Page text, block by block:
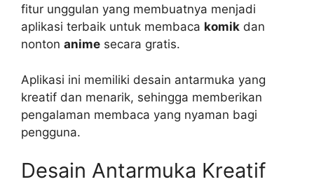
fitur unggulan yang membuatnya menjadi
aplikasi terbaik untuk membaca komik dan
nonton anime secara gratis.
Aplikasi ini memiliki desain antarmuka yang
kreatif dan menarik, sehingga memberikan
pengalaman membaca yang nyaman bagi
pengguna.
Desain Antarmuka Kreatif